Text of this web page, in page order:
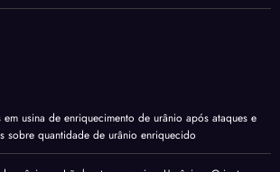
usina de enriquecimento de urânio após ataques e
sobre quantidade de urânio enriquecido